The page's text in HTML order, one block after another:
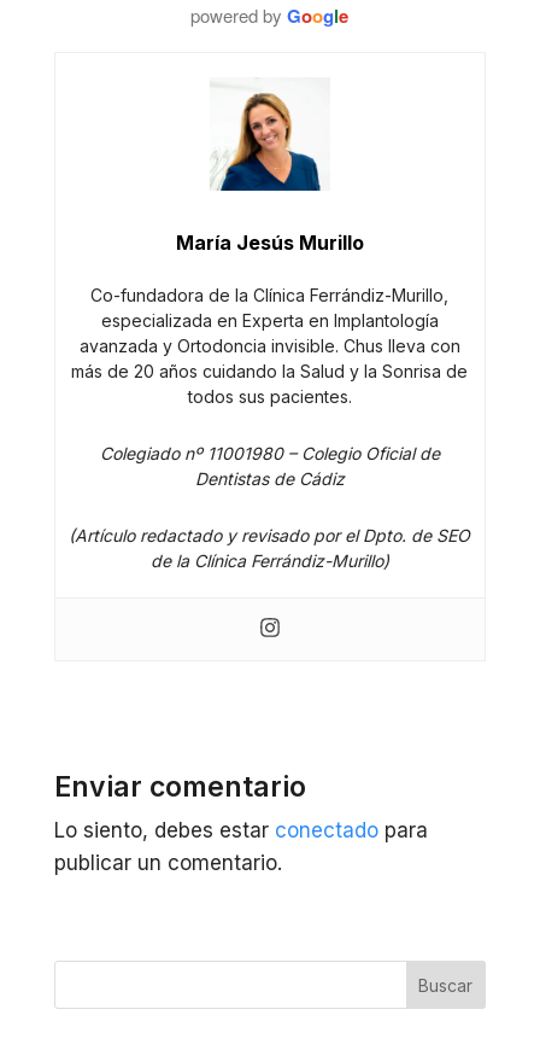
powered byGoogle
María Jesús Murillo
Co-fundadora de la Clínica Ferrándiz-Murillo,
especializada en Experta en Implantología
avanzada y Ortodoncia invisible. Chus lleva con
más de 20 años cuidando la Salud y la Sonrisa de
todos sus pacientes.
Colegiado nº 11001980 – Colegio Oficial de
Dentistas de Cádiz
(Artículo redactado y revisado por el Dpto. de SEO
de la Clínica Ferrándiz-Murillo)
Enviar comentario
Lo siento, debes estar conectadopara
publicar un comentario.